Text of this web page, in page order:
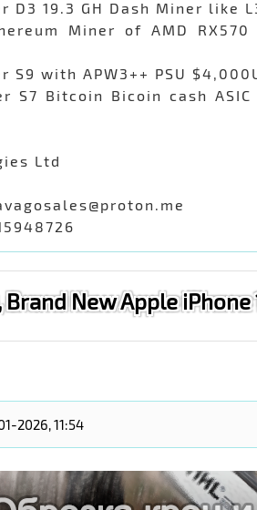
D3 19.3 GH Dash Miner like
Miner of AMD
S9 with APW3++ PSU
S7 Bitcoin Bicoin cash
Ltd
New Apple
2026, 11:54